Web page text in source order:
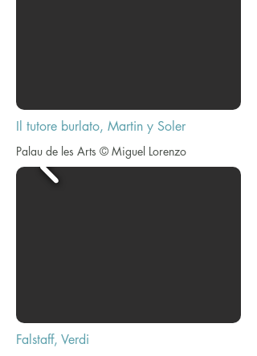
Il tutore burlato, Martin y Soler
Palau de les Arts © Miguel Lorenzo
Falstaff, Verdi